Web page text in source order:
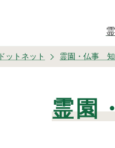
ットネット 霊園・仏事 知
霊園